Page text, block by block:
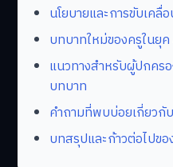
นโยบายและการขับเค
บทบาทใหม่ของครูในยุ
แนวทางสำหรับผู้ปกคร
บทบาท
คำถามที่พบบ่อยเกี่ยวกั
บทสรุปและก้าวต่อไปข